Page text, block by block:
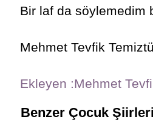
Bir laf da
Mehmet Tevfik
Ekleyen :Mehmet
Benzer Çocuk